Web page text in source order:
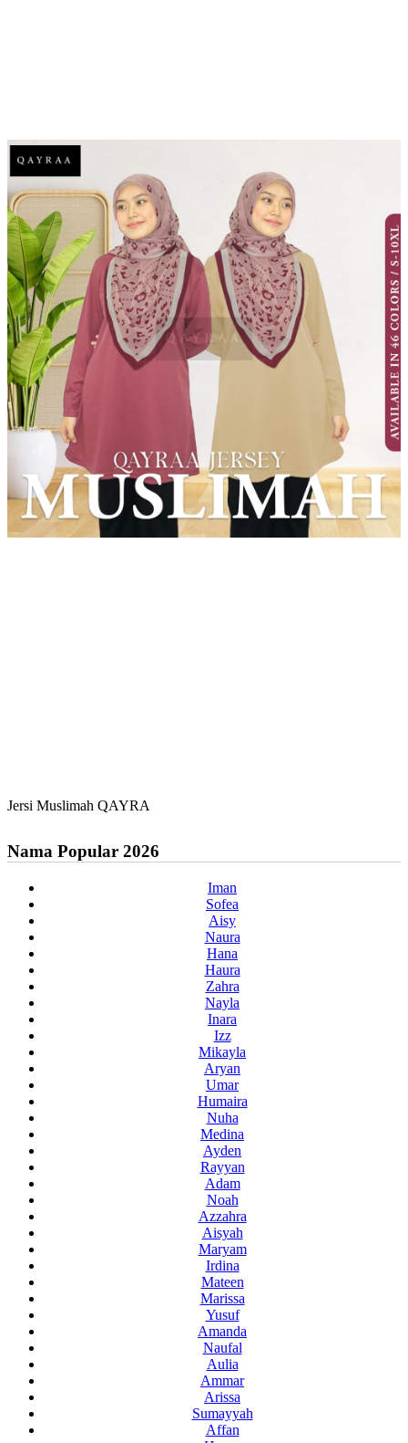
Jersi Muslimah QAYRA
Nama Popular 2026
Iman
Sofea
Aisy
Naura
Hana
Haura
Zahra
Nayla
Inara
Izz
Mikayla
Aryan
Umar
Humaira
Nuha
Medina
Ayden
Rayyan
Adam
Noah
Azzahra
Aisyah
Maryam
Irdina
Mateen
Marissa
Yusuf
Amanda
Naufal
Aulia
Ammar
Arissa
Sumayyah
Affan